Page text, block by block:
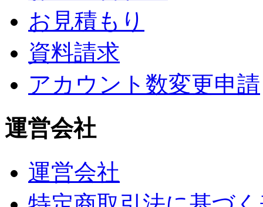
お見積もり
資料請求
アカウント数変更申請
運営会社
運営会社